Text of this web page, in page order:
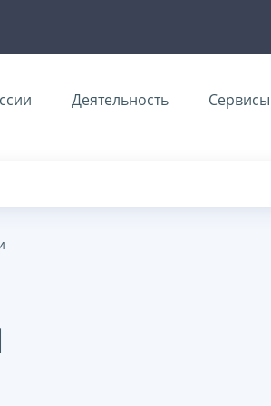
Деятельность Сервисы